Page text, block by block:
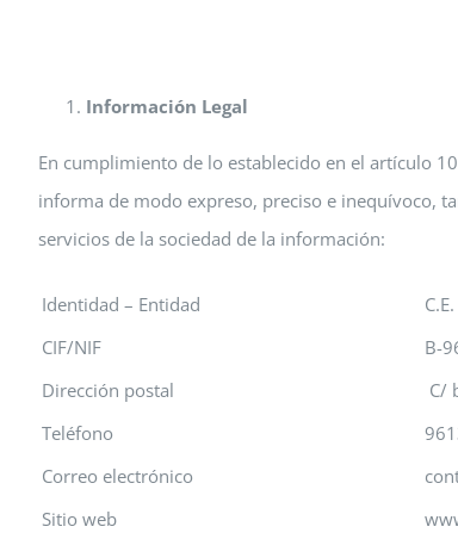
Información Legal
En cumplimiento de lo establecido en el artículo
informa de modo expreso, preciso e inequívoco,
servicios de la sociedad de la información:
Identidad – Entidad
CIF/NIF
B-
Dirección postal
C/
Teléfono
Correo electrónico
Sitio web